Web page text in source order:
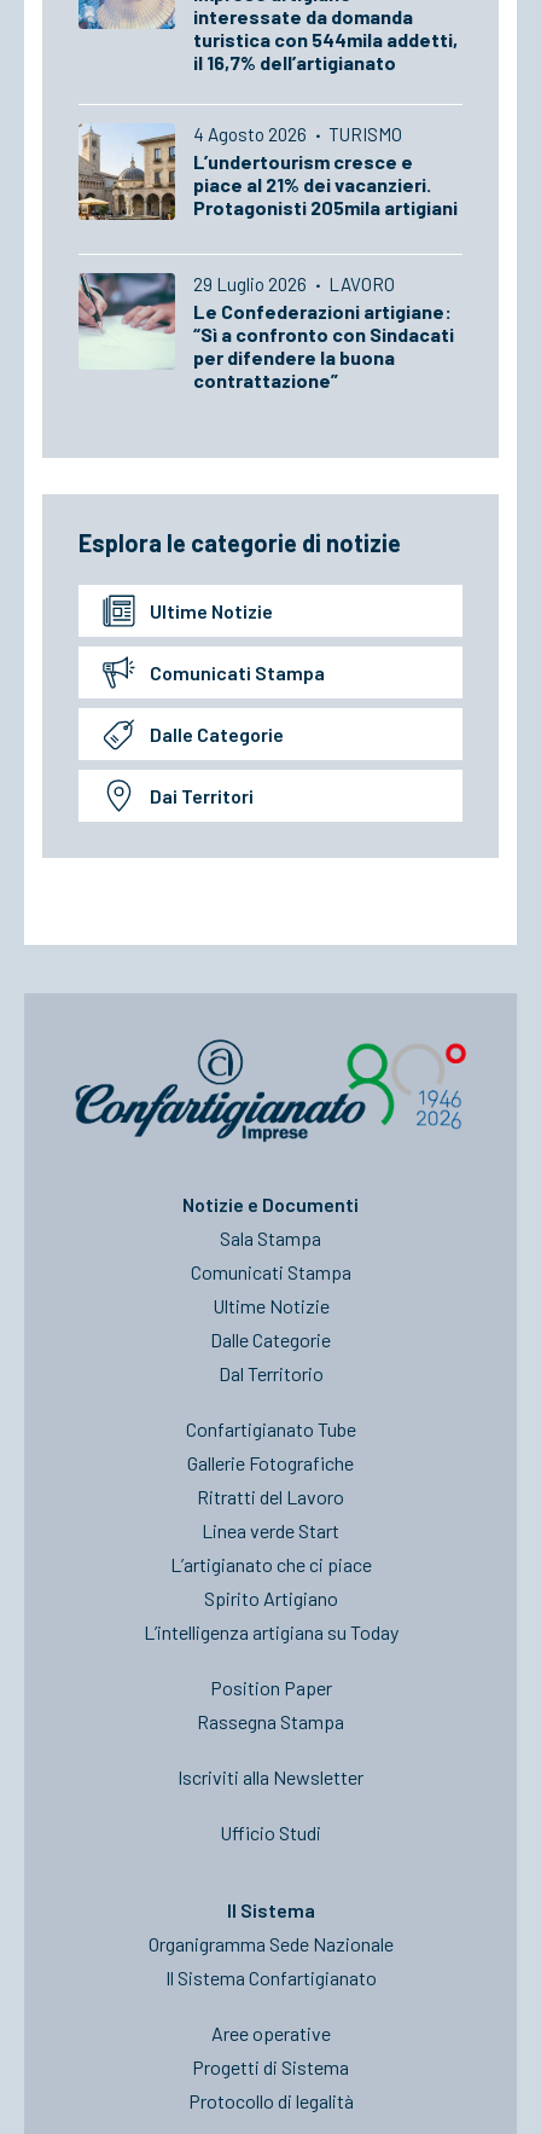
interessate da domanda
turistica con 544mila addetti,
il 16,7% dell’artigianato
4 Agosto 2026 · TURISMO
L’undertourism cresce e
piace al 21% dei vacanzieri.
Protagonisti 205mila artigiani
29 Luglio 2026 · LAVORO
Le Confederazioni artigiane:
“Sì a confronto con Sindacati
per difendere la buona
contrattazione”
Esplora le categorie di notizie
Ultime Notizie
Comunicati Stampa
Dalle Categorie
Dai Territori
Notizie e Documenti
Sala Stampa
Comunicati Stampa
Ultime Notizie
Dalle Categorie
Dal Territorio
Confartigianato Tube
Gallerie Fotografiche
Ritratti del Lavoro
Linea verde Start
L’artigianato che ci piace
Spirito Artigiano
L’intelligenza artigiana su Today
Position Paper
Rassegna Stampa
Iscriviti alla Newsletter
Ufficio Studi
Il Sistema
Organigramma Sede Nazionale
Il Sistema Confartigianato
Aree operative
Progetti di Sistema
Protocollo di legalità